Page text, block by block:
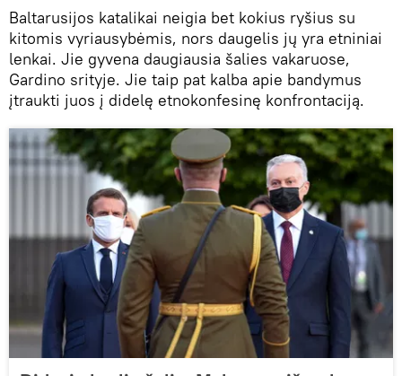
Baltarusijos katalikai neigia bet kokius ryšius su
kitomis vyriausybėmis, nors daugelis jų yra etniniai
lenkai. Jie gyvena daugiausia šalies vakaruose,
Gardino srityje. Jie taip pat kalba apie bandymus
įtraukti juos į didelę etnokonfesinę konfrontaciją.